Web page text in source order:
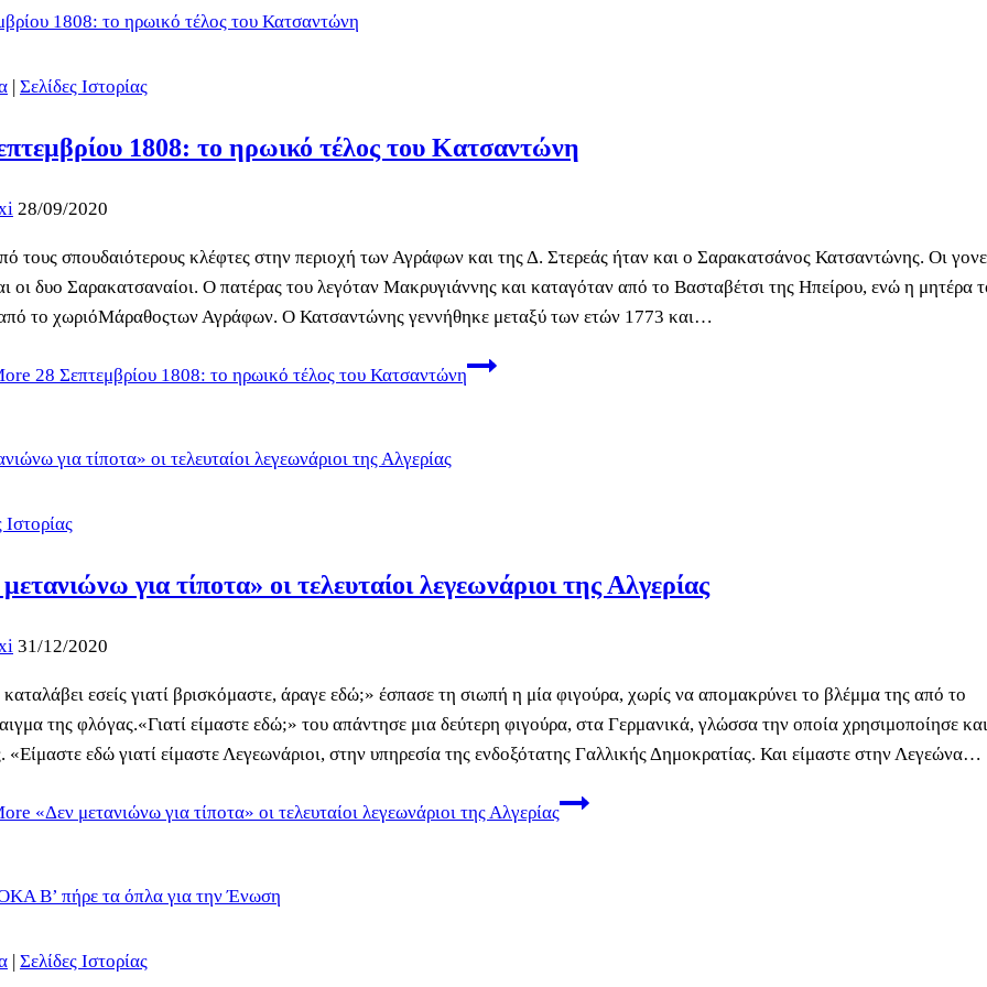
| Σελίδες Ιστορίας
1808: το ηρωικό τέλος του Κατσαντώνη
28/09/2020
τους σπουδαιότερους κλέφτες στην περιοχή των Αγράφων και της Δ. Στερεάς ήταν και ο Σαρακατσάνος Κατσαντώνης. Οι
οι δυο Σαρακατσαναίοι. Ο πατέρας του λεγόταν Μακρυγιάννης και καταγόταν από το Βασταβέτσι της Ηπείρου, ενώ η μητέρα
το χωριόΜάραθοςτων Αγράφων. Ο Κατσαντώνης γεννήθηκε μεταξύ των ετών 1773 και…
28 Σεπτεμβρίου 1808: το ηρωικό τέλος του Κατσαντώνη
Ιστορίας
για τίποτα» οι τελευταίοι λεγεωνάριοι της Αλγερίας
31/12/2020
εσείς γιατί βρισκόμαστε, άραγε εδώ;» έσπασε τη σιωπή η μία φιγούρα, χωρίς να απομακρύνει το βλέμμα της από το
της φλόγας.«Γιατί είμαστε εδώ;» του απάντησε μια δεύτερη φιγούρα, στα Γερμανικά, γλώσσα την οποία χρησιμοποίησε
«Είμαστε εδώ γιατί είμαστε Λεγεωνάριοι, στην υπηρεσία της ενδοξότατης Γαλλικής Δημοκρατίας. Και είμαστε στην Λεγεώνα…
«Δεν μετανιώνω για τίποτα» οι τελευταίοι λεγεωνάριοι της Αλγερίας
| Σελίδες Ιστορίας